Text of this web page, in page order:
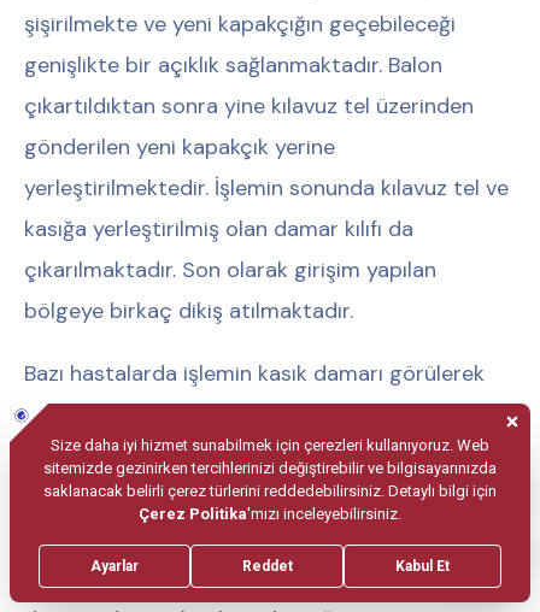
şişirilmekte ve yeni kapakçığın geçebileceği
genişlikte bir açıklık sağlanmaktadır. Balon
çıkartıldıktan sonra yine kılavuz tel üzerinden
gönderilen yeni kapakçık yerine
yerleştirilmektedir. İşlemin sonunda kılavuz tel ve
kasığa yerleştirilmiş olan damar kılıfı da
çıkarılmaktadır. Son olarak girişim yapılan
bölgeye birkaç dikiş atılmaktadır.
Bazı hastalarda işlemin kasık damarı görülerek
yapılması gerekmektedir. Bu vakalarda kasık
bölgesine 5 santim kadar bir cerrahi kesi
yapılmakta ve işlem sonunda dikilmektedir.
olması durumunda tüm bu işlemlerin kol